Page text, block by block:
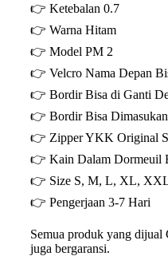
👉 Ketebalan 0.7
👉 Warna Hitam
👉 Model PM 2
👉 Velcro Nama Depan
👉 Bordir Bisa di Ganti
👉 Bordir Bisa
👉 Zipper YKK Original
👉 Kain Dalam Dormeuil
👉 Size S, M, L, XL,
👉 Pengerjaan 3-7 Hari
Semua produk yang dijual
juga bergaransi.